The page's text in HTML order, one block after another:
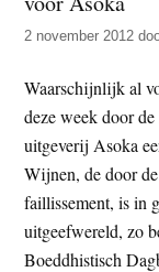
e
i
t
e
n
d
z
e
s
i
t
e
2 november 2012
Waarschijnlijk al
deze week door
uitgeverij Asoka
Wijnen, de door
faillissement, is in
uitgeefwereld, zo
Boeddhistisch